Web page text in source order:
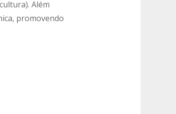
Além
promovendo